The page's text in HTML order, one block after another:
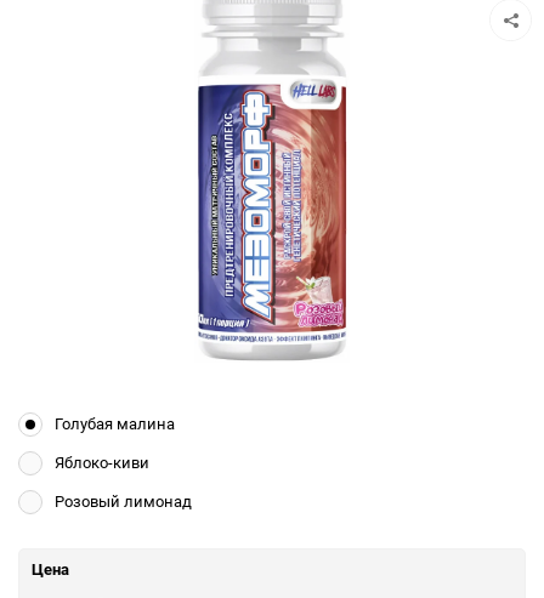
Голубая малина
Яблоко-киви
Розовый лимонад
Цена